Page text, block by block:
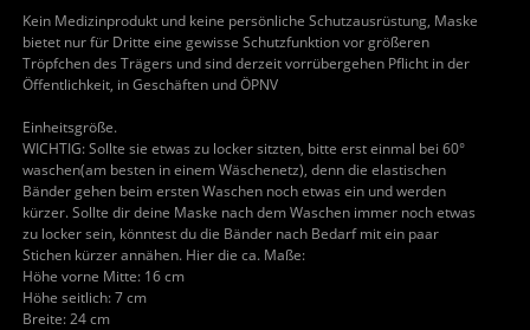
Kein Medizinprodukt und keine persönliche Schutzausrüstung, Maske
bietet nur für Dritte eine gewisse Schutzfunktion vor größeren
Tröpfchen des Trägers und sind derzeit vorrübergehen Pflicht in der
Öffentlichkeit, in Geschäften und ÖPNV
Einheitsgröße.
WICHTIG: Sollte sie etwas zu locker sitzten, bitte erst einmal bei 60°
waschen(am besten in einem Wäschenetz), denn die elastischen
Bänder gehen beim ersten Waschen noch etwas ein und werden
kürzer. Sollte dir deine Maske nach dem Waschen immer noch etwas
zu locker sein, könntest du die Bänder nach Bedarf mit ein paar
Stichen kürzer annähen. Hier die ca. Maße:
Höhe vorne Mitte: 16 cm
Höhe seitlich: 7 cm
Breite: 24 cm